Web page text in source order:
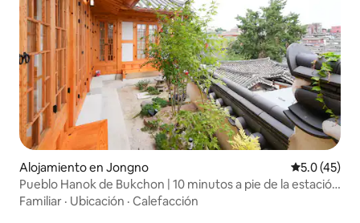
Alojamiento en Jongno Calificación
5.0 (45)
Pueblo Hanok de Bukchon | 10 minutos a pie de la estación
de Anguk | Vistas a la torre de Namsan | Hanok de nueva
Familiar · Ubicación · Calefacción